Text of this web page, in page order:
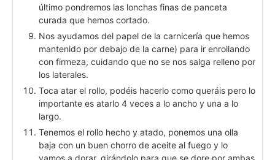
último pondremos las lonchas finas de panceta
curada que hemos cortado.
Nos ayudamos del papel de la carnicería que hemos
mantenido por debajo de la carne) para ir enrollando
con firmeza, cuidando que no se nos salga relleno por
los laterales.
Toca atar el rollo, podéis hacerlo como queráis pero lo
importante es atarlo 4 veces a lo ancho y una a lo
largo.
Tenemos el rollo hecho y atado, ponemos una olla
baja con un buen chorro de aceite al fuego y lo
vamos a dorar, girándolo para que se dore por ambas